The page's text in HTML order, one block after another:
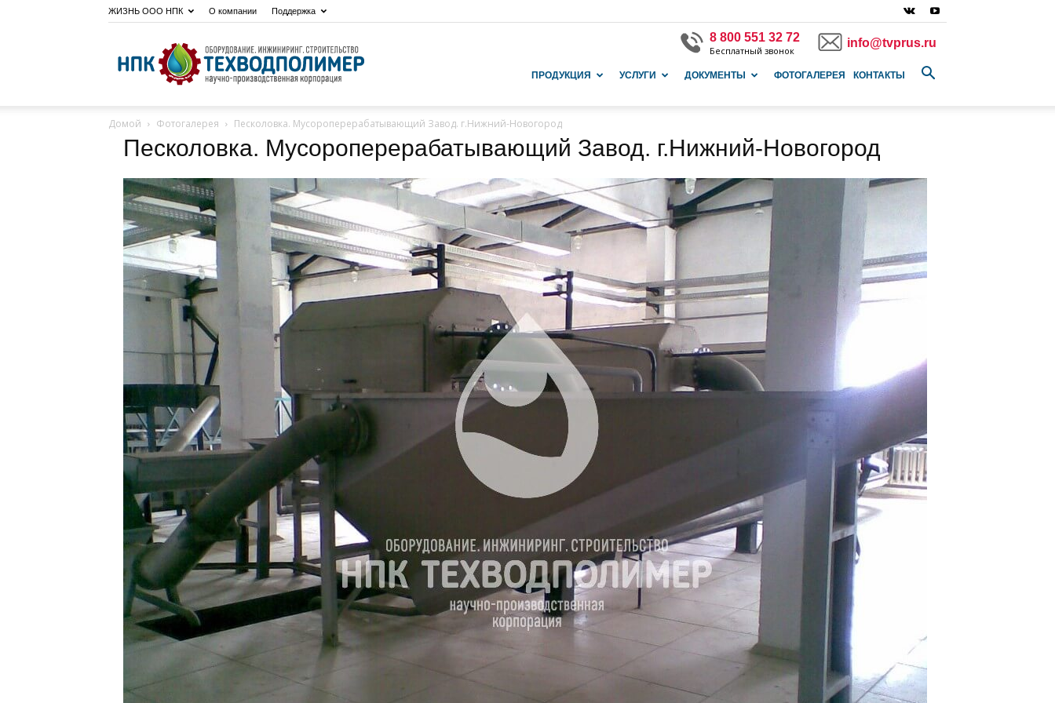
ЖИЗНЬ ООО НПК О компании Поддержка
8 800 551 32 72
Бесплатный звонок
info@tvprus.ru
и
производство
России
ПРОДУКЦИЯ УСЛУГИ ДОКУМЕНТЫ ФОТОГАЛЕРЕЯ КОНТАКТЫ
Домой Фотогалерея Песколовка. Мусороперерабатывающий Завод. г.Нижний-Новогород
Песколовка. Мусороперерабатывающий Завод. г.Нижний-Новогород